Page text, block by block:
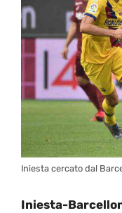
Iniesta cercato dal
Iniesta-